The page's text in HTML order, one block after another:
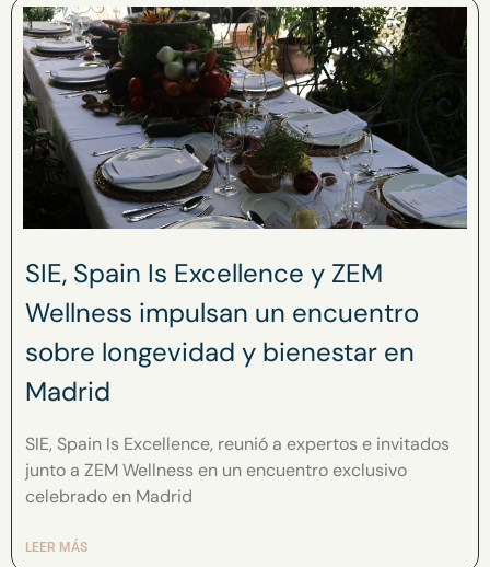
SIE, Spain Is Excellence y ZEM
Wellness impulsan un encuentro
sobre longevidad y bienestar en
Madrid
SIE, Spain Is Excellence, reunió a expertos e invitados
junto a ZEM Wellness en un encuentro exclusivo
celebrado en Madrid
LEER MÁS